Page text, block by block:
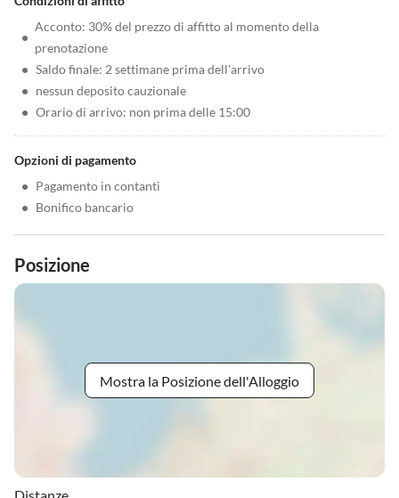
•
Acconto: 30% del prezzo di affitto al momento della
prenotazione
• Saldo finale: 2 settimane prima dell'arrivo
• nessun deposito cauzionale
• Orario di arrivo: non prima delle 15:00
Opzioni di pagamento
• Pagamento in contanti
• Bonifico bancario
Posizione
Mostra la Posizione dell'Alloggio